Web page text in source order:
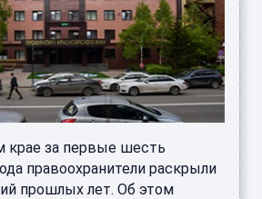
крае за первые шесть
правоохранители раскрыли
прошлых лет. Об этом